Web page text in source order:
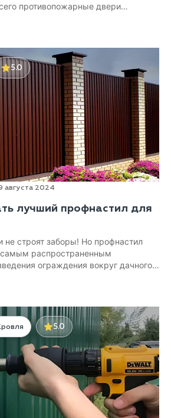
противопожарные двери
противопожарных и
5.0
августа 2024
лучший профнастил для
не строят заборы! Но профнастил
распространенным
ограждения вокруг дачного
цену получается
5.0